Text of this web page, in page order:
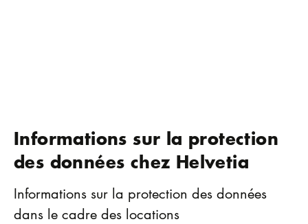
Informations sur la protection
des données chez Helvetia
Informations sur la protection des données
dans le cadre des locations